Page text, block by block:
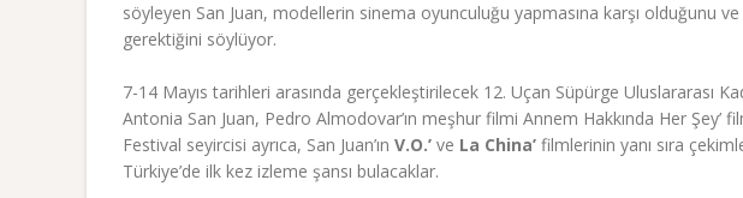
söyleyen San Juan, modellerin sinema oyunculuğu yapmasına karşı olduğunu ve
gerektiğini söylüyor.
7-14 Mayıs tarihleri arasında gerçekleştirilecek 12. Uçan Süpürge Uluslararası
Antonia San Juan, Pedro Almodovar’ın meşhur filmi Annem Hakkında Her
Festival seyircisi ayrıca, San Juan’ın V.O.’ ve La China’ filmlerinin yanı sıra
Türkiye’de ilk kez izleme şansı bulacaklar.